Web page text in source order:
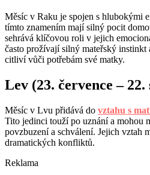
Měsíc v Raku je spojen s hlubokými
tímto znamením mají silný pocit
sehrává klíčovou roli v jejich
často prožívají silný mateřský instinkt
citliví vůči potřebám své matky.
Lev (23. července – 22.
Měsíc v Lvu přidává do vztahu s
Tito jedinci touží po uznání a mohou
povzbuzení a schválení. Jejich vztah
dramatických konfliktů.
Reklama